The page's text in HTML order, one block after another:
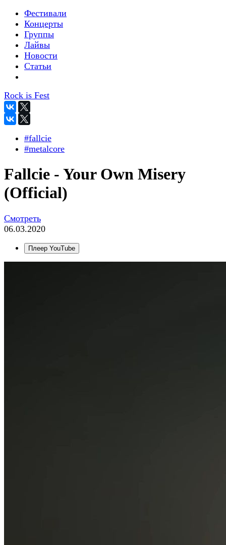
Фестивали
Концерты
Группы
Лайвы
Новости
Статьи
Rock is Fest
#fallcie
#metalcore
Fallcie - Your Own Misery
(Official)
Смотреть
06.03.2020
Плеер YouTube